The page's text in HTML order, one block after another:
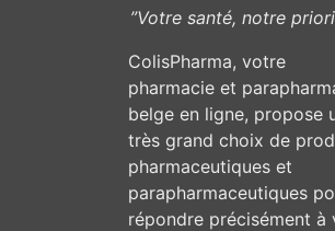
”Votre santé, notre
ColisPharma, votre
pharmacie et
belge en ligne, propose
très grand choix de
pharmaceutiques et
parapharmaceutiques
répondre précisément à